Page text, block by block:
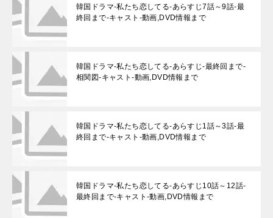
韓国ドラマ-私たち恋してる-あらすじ7話～9話-最
終回まで-キャスト-動画,DVD情報まで
韓国ドラマ-私たち恋してる-あらすじ-最終回まで-
相関図-キャスト-動画,DVD情報まで
韓国ドラマ-私たち恋してる-あらすじ1話～3話-最
終回まで-キャスト-動画,DVD情報まで
韓国ドラマ-私たち恋してる-あらすじ10話～12話-
最終回まで-キャスト-動画,DVD情報まで